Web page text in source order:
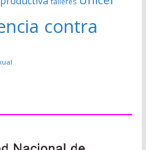
contra